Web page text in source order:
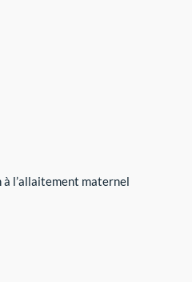
l’allaitement maternel